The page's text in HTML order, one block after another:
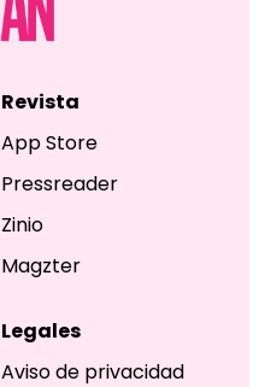
Revista
App Store
Pressreader
Zinio
Magzter
Legales
Aviso de privacidad